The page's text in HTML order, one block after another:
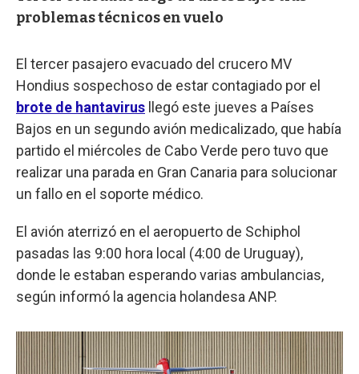
problemas técnicos en vuelo
El tercer pasajero evacuado del crucero MV
Hondius sospechoso de estar contagiado por el
brote de hantavirus llegó este jueves a Países
Bajos en un segundo avión medicalizado, que había
partido el miércoles de Cabo Verde pero tuvo que
realizar una parada en Gran Canaria para solucionar
un fallo en el soporte médico.
El avión aterrizó en el aeropuerto de Schiphol
pasadas las 9:00 hora local (4:00 de Uruguay),
donde le estaban esperando varias ambulancias,
según informó la agencia holandesa ANP.